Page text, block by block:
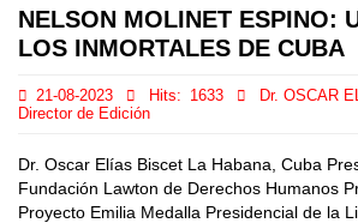
NELSON MOLINET ESPINO:
LOS INMORTALES DE CUBA
21-08-2023 Hits: 1633
Dr. OSCAR
Director de Edición
Dr. Oscar Elías Biscet La Habana, Cuba
Fundación Lawton de Derechos Humanos
Proyecto Emilia Medalla Presidencial de la